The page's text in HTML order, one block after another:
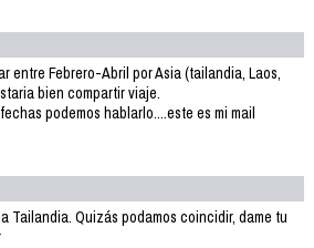
entre Febrero-Abril por Asia (tailandia, Laos,
bien compartir viaje.
podemos hablarlo....este es mi mail
Tailandia. Quizás podamos coincidir, dame tu